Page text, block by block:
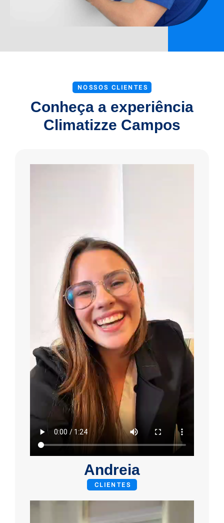
NOSSOS CLIENTES
Conheça a experiência
Climatizze Campos
Andreia
CLIENTES